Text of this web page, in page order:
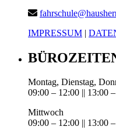
IMPRESSUM |
Montag, Dienstag,
09:00 – 12:00 || 13:00
Mittwoch
09:00 – 12:00 || 13:00